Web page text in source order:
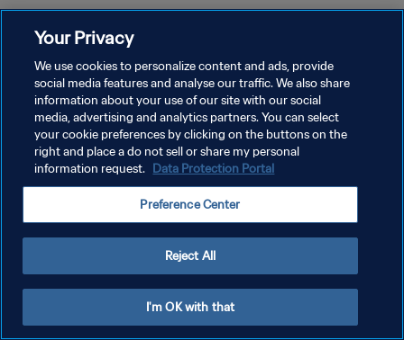
سياسة الخصوصية
شروط الخدمة
إدارة تفضيلات ملفات تعريف الارتباط
Your Privacy
We use cookies to personalize content and ads, provide
social media features and analyse our traffic. We also share
information about your use of our site with our social
media, advertising and analytics partners. You can select
your cookie preferences by clicking on the buttons on the
right and place a do not sell or share my personal
information request. Data Protection Portal
Preference Center
Reject All
I'm OK with that